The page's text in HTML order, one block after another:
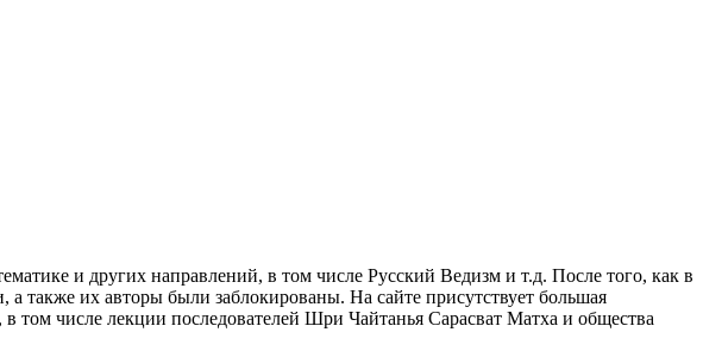
и других направлений, в том числе Русский Ведизм и т.д. После того, как в
также их авторы были заблокированы. На сайте присутствует большая
том числе лекции последователей Шри Чайтанья Сарасват Матха и общества